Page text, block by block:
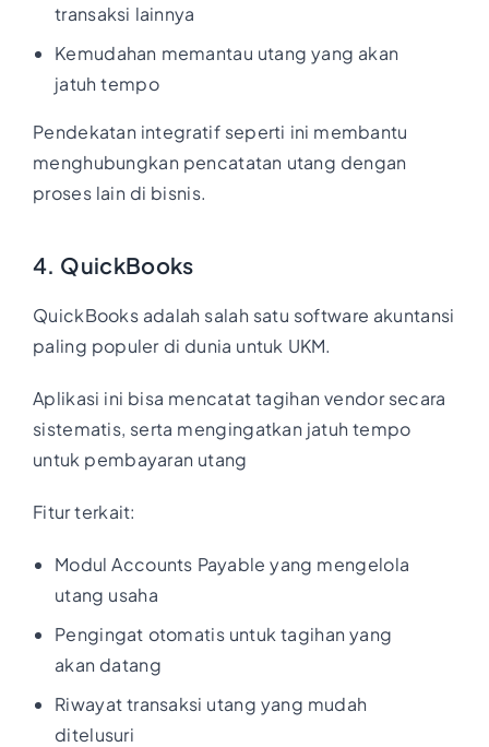
transaksi lainnya
Kemudahan memantau utang yang akan
jatuh tempo
Pendekatan integratif seperti ini membantu
menghubungkan pencatatan utang dengan
proses lain di bisnis.
4. QuickBooks
QuickBooks adalah salah satu software akuntansi
paling populer di dunia untuk UKM.
Aplikasi ini bisa mencatat tagihan vendor secara
sistematis, serta mengingatkan jatuh tempo
untuk pembayaran utang
Fitur terkait:
Modul Accounts Payable yang mengelola
utang usaha
Pengingat otomatis untuk tagihan yang
akan datang
Riwayat transaksi utang yang mudah
ditelusuri